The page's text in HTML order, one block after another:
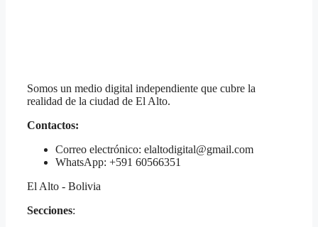
Somos un medio digital independiente que cubre la
realidad de la ciudad de El Alto.
Contactos:
Correo electrónico: elaltodigital@gmail.com
WhatsApp: +591 60566351
El Alto - Bolivia
Secciones: